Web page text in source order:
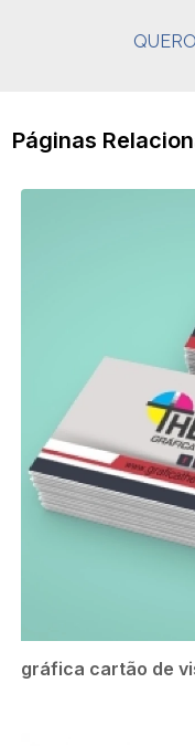
Páginas
gráfica cartão de